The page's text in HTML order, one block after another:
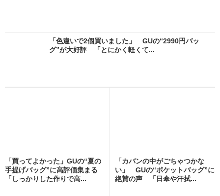
「色違いで2個買いました」 GUの“2990円バッ
グ”が大好評 「とにかく軽くて...
「買ってよかった」GUの“夏の
手提げバッグ”に高評価集まる
「しっかりした作りで高...
「カバンの中がごちゃつかな
い」 GUの“ポケットバッグ”に
絶賛の声 「日傘や汗拭...